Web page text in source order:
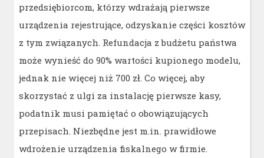
przedsiębiorcom, którzy wdrażają pierwsze
urządzenia rejestrujące, odzyskanie części kosztów
z tym związanych. Refundacja z budżetu państwa
może wynieść do 90% wartości kupionego modelu,
jednak nie więcej niż 700 zł. Co więcej, aby
skorzystać z ulgi za instalację pierwsze kasy,
podatnik musi pamiętać o obowiązujących
przepisach. Niezbędne jest m.in. prawidłowe
wdrożenie urządzenia fiskalnego w firmie.